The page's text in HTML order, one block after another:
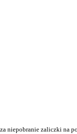
niepobranie zaliczki na